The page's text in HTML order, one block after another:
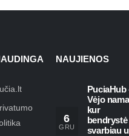
NAUJIENOS
6
GRU
PuciaHub
Vėjo
kur
bendrystė
svarbiau